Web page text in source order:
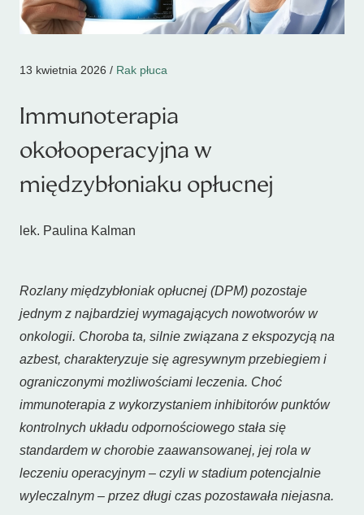
13 kwietnia 2026 / Rak płuca
Immunoterapia
okołooperacyjna w
międzybłoniaku opłucnej
lek. Paulina Kalman
Rozlany międzybłoniak opłucnej (DPM) pozostaje
jednym z najbardziej wymagających nowotworów w
onkologii. Choroba ta, silnie związana z ekspozycją na
azbest, charakteryzuje się agresywnym przebiegiem i
ograniczonymi możliwościami leczenia. Choć
immunoterapia z wykorzystaniem inhibitorów punktów
kontrolnych układu odpornościowego stała się
standardem w chorobie zaawansowanej, jej rola w
leczeniu operacyjnym – czyli w stadium potencjalnie
wyleczalnym – przez długi czas pozostawała niejasna.